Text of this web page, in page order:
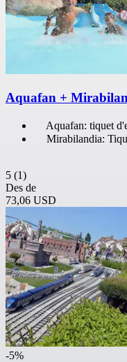
Aquafan +
Aquafan: tiquet
Mirabilandia:
5 (1)
Des de
73,06 USD
-5%